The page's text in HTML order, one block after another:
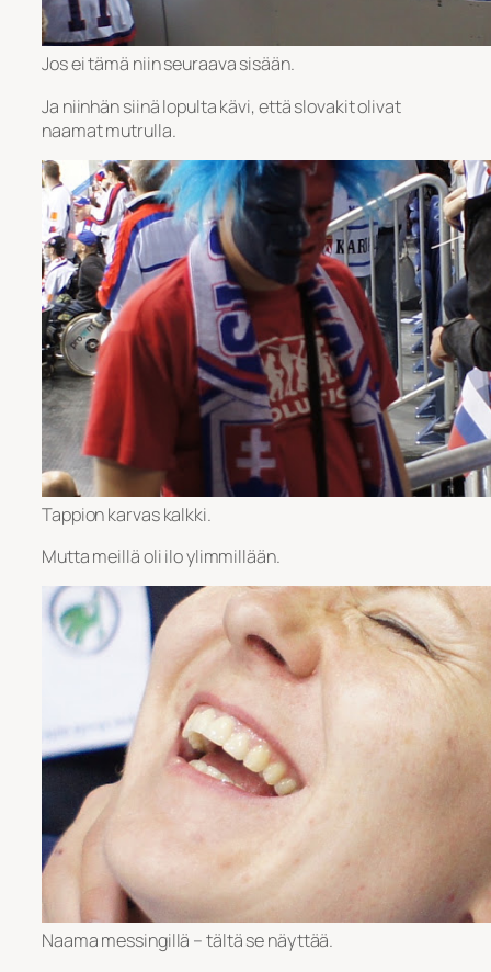
Jos ei tämä niin seuraava sisään.
Ja niinhän siinä lopulta kävi, että slovakit olivat
naamat mutrulla.
Tappion karvas kalkki.
Mutta meillä oli ilo ylimmillään.
Naama messingillä – tältä se näyttää.